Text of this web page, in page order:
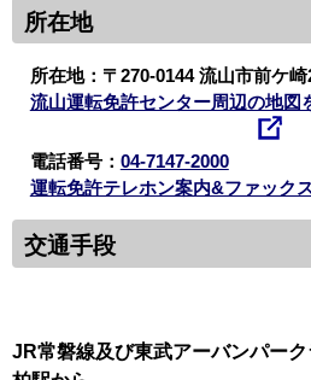
所在地
所在地：〒270-0144 流山市前ケ
流山運転免許センター周辺の地図
電話番号： 04-7147-2000
運転免許テレホン案内&ファック
交通手段
JR常磐線及び東武アーバンパー